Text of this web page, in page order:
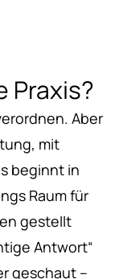
Praxis?
Aber
mit
beginnt in
Raum für
gestellt
Antwort“
geschaut –